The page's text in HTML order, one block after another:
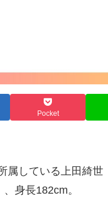
Pocket
属している上田綺
身長182cm。